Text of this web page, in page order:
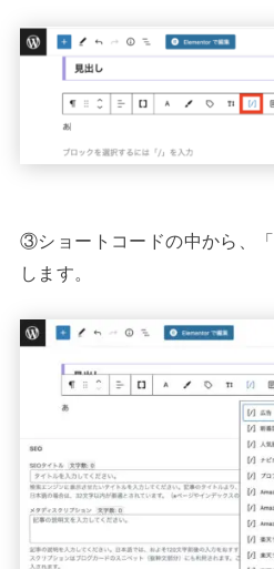
③ショートコードの中から、
します。